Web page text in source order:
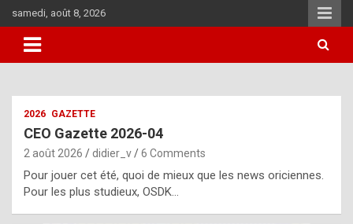
to
content
samedi, août 8, 2026
i
u
2026 GAZETTE
CEO Gazette 2026-04
2 août 2026 didier_v 6 Comments
Pour jouer cet été, quoi de mieux que les news oriciennes.
Pour les plus studieux, OSDK…